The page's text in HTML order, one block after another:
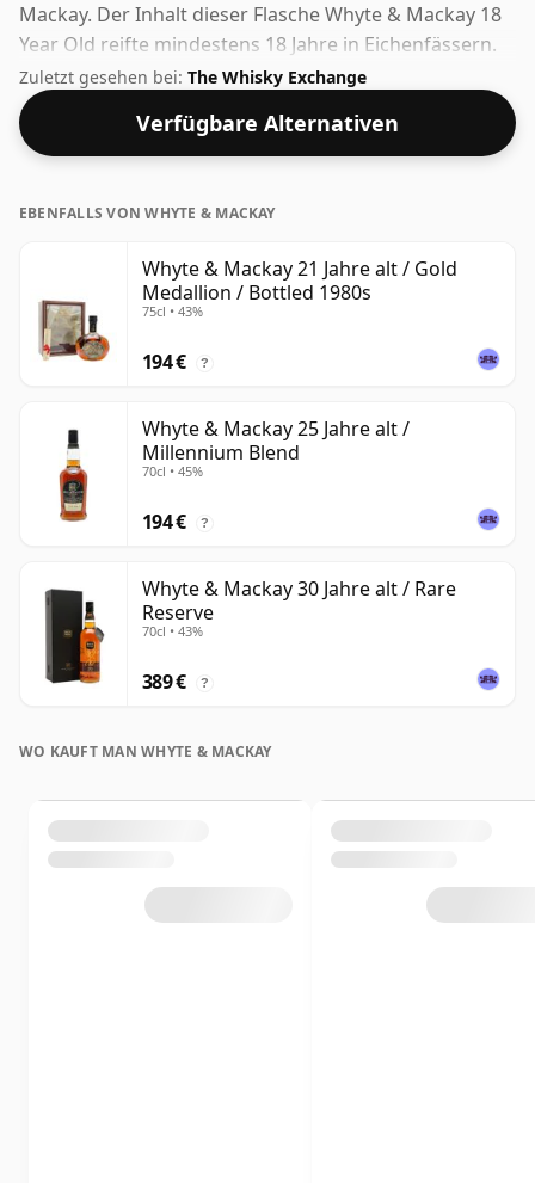
Mackay. Der Inhalt dieser Flasche Whyte & Mackay 18
Year Old reifte mindestens 18 Jahre in Eichenfässern.
Dieser Whisky kommt in einer 70-cl-Flasche und wurde
mit einer Stärke von 40 % abgefüllt.
Zuletzt gesehen bei: The Whisky Exchange
Verfügbare Alternativen
EBENFALLS VON WHYTE & MACKAY
Whyte & Mackay 21 Jahre alt / Gold
Medallion / Bottled 1980s
75cl • 43%
194 € ?
Whyte & Mackay 25 Jahre alt /
Millennium Blend
70cl • 45%
194 € ?
Whyte & Mackay 30 Jahre alt / Rare
Reserve
70cl • 43%
389 € ?
WO KAUFT MAN WHYTE & MACKAY